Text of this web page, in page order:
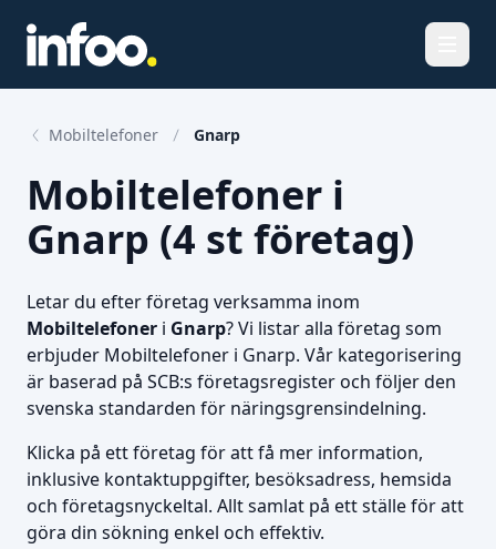
Mobiltelefoner Gnarp
Mobiltelefoner i
Gnarp (4 st företag)
Letar du efter företag verksamma inom
Mobiltelefoner i Gnarp? Vi listar alla företag som
erbjuder Mobiltelefoner i Gnarp. Vår kategorisering
är baserad på SCB:s företagsregister och följer den
svenska standarden för näringsgrensindelning.
Klicka på ett företag för att få mer information,
inklusive kontaktuppgifter, besöksadress, hemsida
och företagsnyckeltal. Allt samlat på ett ställe för att
göra din sökning enkel och effektiv.